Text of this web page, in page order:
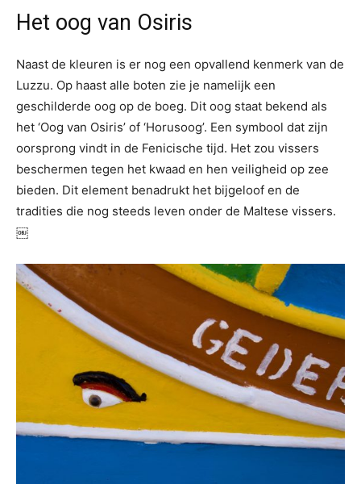
Het oog van Osiris
Naast de kleuren is er nog een opvallend kenmerk van de
Luzzu. Op haast alle boten zie je namelijk een
geschilderde oog op de boeg. Dit oog staat bekend als
het ‘Oog van Osiris’ of ‘Horusoog’. Een symbool dat zijn
oorsprong vindt in de Fenicische tijd. Het zou vissers
beschermen tegen het kwaad en hen veiligheid op zee
bieden. Dit element benadrukt het bijgeloof en de
tradities die nog steeds leven onder de Maltese vissers.
￼